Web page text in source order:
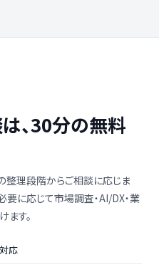
、30分の無料
整理段階からご相談に応じま
要に応じて市場調査・AI/DX・業
す。
応